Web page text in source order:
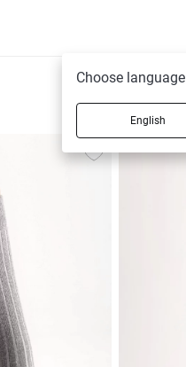
Choose language
English